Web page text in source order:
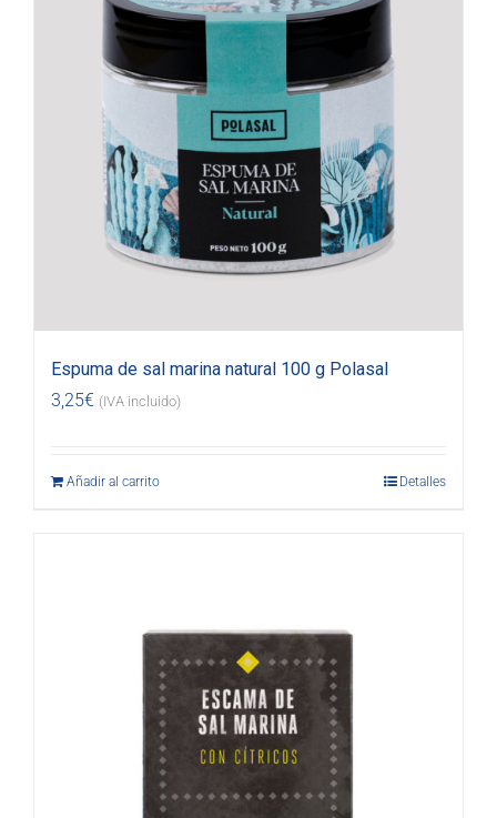
Espuma de sal marina natural 100 g Polasal
3,25€ (IVA incluido)
Añadir al carrito Detalles